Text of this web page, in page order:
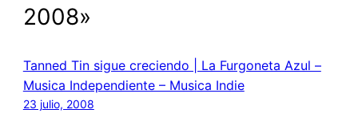
2008»
Tanned Tin sigue creciendo | La Furgoneta Azul –
Musica Independiente – Musica Indie
23 julio, 2008